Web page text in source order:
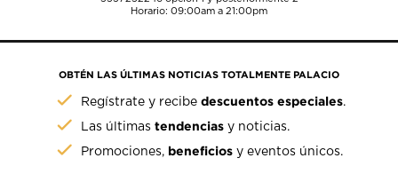
Horario: 09:00am a 21:00pm
OBTÉN LAS ÚLTIMAS NOTICIAS TOTALMENTE PALACIO
Regístrate y recibedescuentos especiales.
Las últimastendencias y noticias.
Promociones, beneficios y eventos únicos.